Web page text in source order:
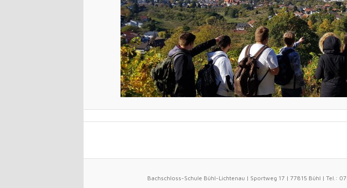
Bachschloss-Schule Bühl-Lichtenau | Sportweg 17 | 77815 Bühl | Tel.: